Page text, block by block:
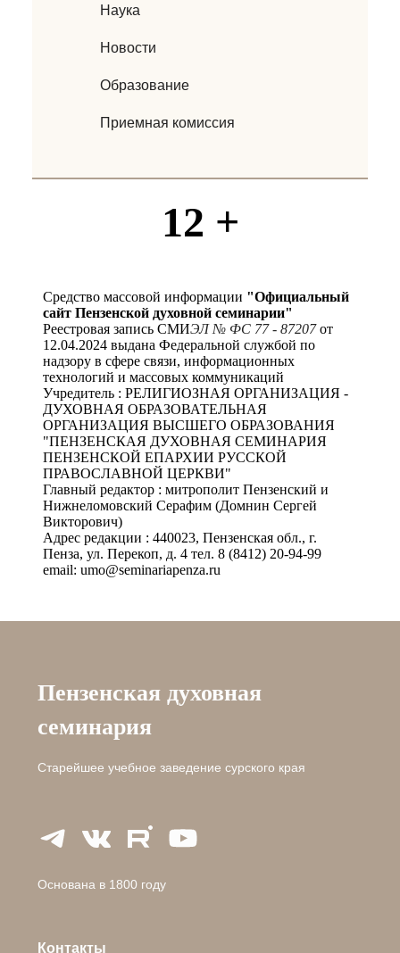
Наука
Новости
Образование
Приемная комиссия
12 +
Средство массовой информации "Официальный
сайт Пензенской духовной семинарии"
Реестровая запись СМИЭЛ № ФС 77 - 87207от
12.04.2024 выдана Федеральной службой по
надзору в сфере связи, информационных
технологий и массовых коммуникаций
Учредитель : РЕЛИГИОЗНАЯ ОРГАНИЗАЦИЯ -
ДУХОВНАЯ ОБРАЗОВАТЕЛЬНАЯ
ОРГАНИЗАЦИЯ ВЫСШЕГО ОБРАЗОВАНИЯ
"ПЕНЗЕНСКАЯ ДУХОВНАЯ СЕМИНАРИЯ
ПЕНЗЕНСКОЙ ЕПАРХИИ РУССКОЙ
ПРАВОСЛАВНОЙ ЦЕРКВИ"
Главный редактор : митрополит Пензенский и
Нижнеломовский Серафим (Домнин Сергей
Викторович)
Адрес редакции : 440023, Пензенская обл., г.
Пенза, ул. Перекоп, д. 4 тел. 8 (8412) 20-94-99
email: umo@seminariapenza.ru
Пензенская духовная
семинария
Старейшее учебное заведение сурского края
Основана в 1800 году
Контакты